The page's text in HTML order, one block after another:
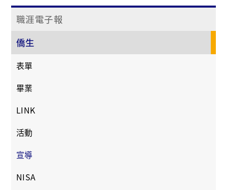
職涯電子報
僑生
表單
畢業
LINK
活動
宣導
NISA